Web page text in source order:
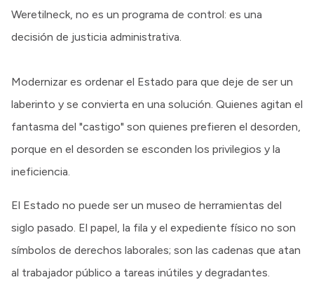
Weretilneck, no es un programa de control: es una
decisión de justicia administrativa.
Modernizar es ordenar el Estado para que deje de ser un
laberinto y se convierta en una solución. Quienes agitan el
fantasma del "castigo" son quienes prefieren el desorden,
porque en el desorden se esconden los privilegios y la
ineficiencia.
El Estado no puede ser un museo de herramientas del
siglo pasado. El papel, la fila y el expediente físico no son
símbolos de derechos laborales; son las cadenas que atan
al trabajador público a tareas inútiles y degradantes.